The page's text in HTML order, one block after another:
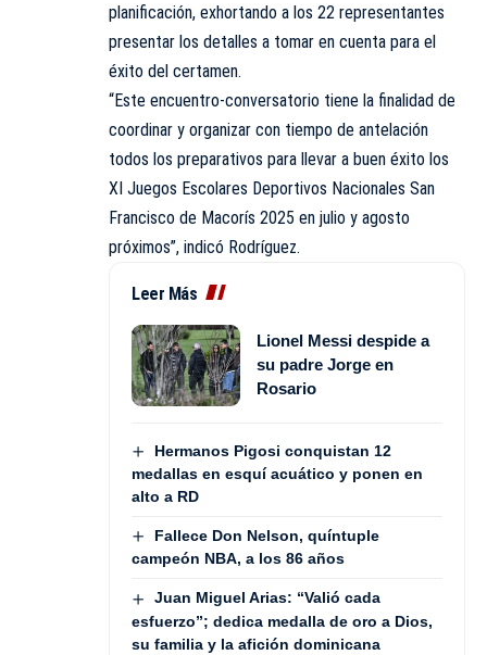
planificación, exhortando a los 22 representantes
presentar los detalles a tomar en cuenta para el
éxito del certamen.
“Este encuentro-conversatorio tiene la finalidad de
coordinar y organizar con tiempo de antelación
todos los preparativos para llevar a buen éxito los
XI Juegos Escolares Deportivos Nacionales San
Francisco de Macorís 2025 en julio y agosto
próximos”, indicó Rodríguez.
Leer Más
Lionel Messi despide a
su padre Jorge en
Rosario
Hermanos Pigosi conquistan 12
medallas en esquí acuático y ponen en
alto a RD
Fallece Don Nelson, quíntuple
campeón NBA, a los 86 años
Juan Miguel Arias: “Valió cada
esfuerzo”; dedica medalla de oro a Dios,
su familia y la afición dominicana